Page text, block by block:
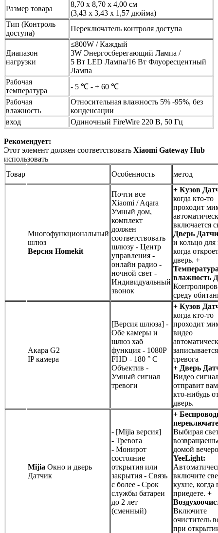
Размер товара
8,70 х 8,70 х 4,00 см
(3,43 х 3,43 х 1,57 дюйма)
Тип (Контроль
доступа)
Переключатель контроля доступа
Диапазон
нагрузки
≤800W / Каждый
3W Энергосберегающий Лампа /
5 Вт LED Лампа/16 Вт Флуоресцентный
Лампа
Рабочая
температура
- 5 ℃ - + 60 ℃
Рабочая
влажность
Относительная влажность 5% -95%, без
конденсации
вход
Одиночный FireWire 220 В, 50 Гц
Рекомендует:
Этот элемент должен соответствовать Xiaomi Gateway Hub
использовать
Товар
Особенность метод
Многофункциональный
шлюз
Версия Homekit
Почти все
Xiaomi / Aqara
Умный дом,
комплект
должен
соответствовать
шлюзу - Центр
управления -
онлайн радио -
ночной свет -
Индивидуальный
звонок
+ Кузов
когда кто-то
проходит
включается
Дверь
и кольцо для
когда
дверь. +
влажность
среду
Акара G2
IP камера
[Версия шлюза] -
Обе камеры и
шлюз хаб
функция - 1080P
FHD - 180 ° С
Объектив -
Умный сигнал
тревоги
+ Кузов
когда кто-то
проходит
видео
тревога
+ Дверь
Видео
отправит
кто-нибудь
дверь.
Mijia Окно и дверь
Датчик
- [Mijia версия]
- Тревога
- Монирот
состояние
открытия или
закрытия - Связь
с более - Срок
службы батареи
до 2 лет
(сменный)
+
Выбирая
домой
YeeLight:
включите
кухне, когда
приедете. +
Включите
очиститель
при